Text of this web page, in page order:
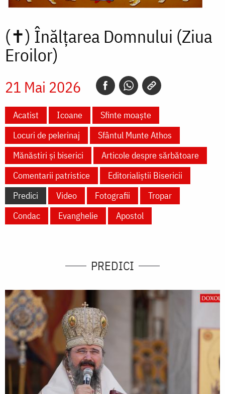
(✝) Înălțarea Domnului (Ziua
Eroilor)
21 Mai 2026
Acatist Icoane
Sfinte moaște
Locuri de pelerinaj
Sfântul Munte Athos
Mănăstiri și biserici
Articole despre sărbătoare
Comentarii patristice
Editorialiștii Bisericii
Predici
Video Fotografii
Tropar
Condac
Evanghelie Apostol
PREDICI